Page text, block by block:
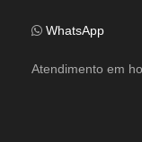
WhatsApp
Atendimento em